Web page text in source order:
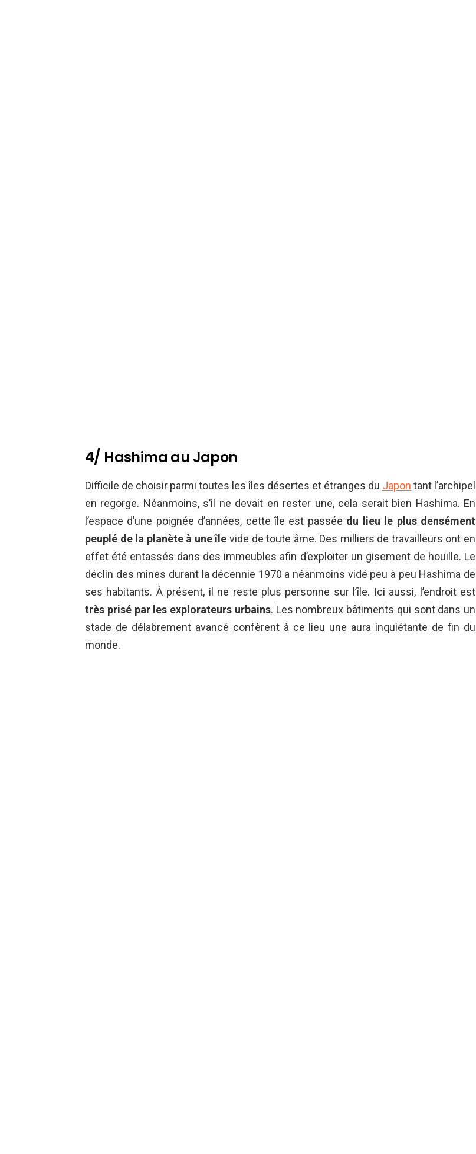
4/ Hashima au Japon
Difficile de choisir parmi toutes les îles désertes et étranges du Japon tant l’archipel
en regorge. Néanmoins, s’il ne devait en rester une, cela serait bien Hashima. En
l’espace d’une poignée d’années, cette île est passée du lieu le plus densément
peuplé de la planète à une île vide de toute âme. Des milliers de travailleurs ont en
effet été entassés dans des immeubles afin d’exploiter un gisement de houille. Le
déclin des mines durant la décennie 1970 a néanmoins vidé peu à peu Hashima de
ses habitants. À présent, il ne reste plus personne sur l’île. Ici aussi, l’endroit est
très prisé par les explorateurs urbains. Les nombreux bâtiments qui sont dans un
stade de délabrement avancé confèrent à ce lieu une aura inquiétante de fin du
monde.